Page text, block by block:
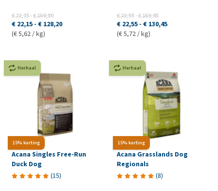
€ 22,15-€ 150,80
€ 22,15 - € 128,20
(€ 5,62 / kg)
€ 22,55-€ 153,45
€ 22,55 - € 130,45
(€ 5,72 / kg)
15% korting
Herhaal
Acana Singles Free-Run
Duck Dog
(15)
15% korting
Herhaal
Acana Grasslands Dog
Regionals
(8)